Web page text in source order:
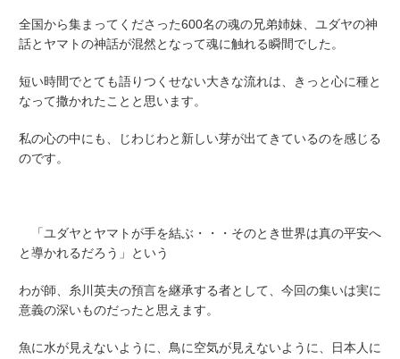
全国から集まってくださった600名の魂の兄弟姉妹、ユダヤの神
話とヤマトの神話が混然となって魂に触れる瞬間でした。
短い時間でとても語りつくせない大きな流れは、きっと心に種と
なって撒かれたことと思います。
私の心の中にも、じわじわと新しい芽が出てきているのを感じる
のです。
「ユダヤとヤマトが手を結ぶ・・・そのとき世界は真の平安へ
と導かれるだろう」という
わが師、糸川英夫の預言を継承する者として、今回の集いは実に
意義の深いものだったと思えます。
魚に水が見えないように、鳥に空気が見えないように、日本人に